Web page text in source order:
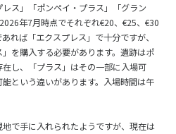
ス」「ポンペイ・プラス」「グラン
年7月時点でそれぞれ€20、€25、€30
れば「エクスプレス」で十分ですが、
を購入する必要があります。遺跡はポ
し、「プラス」はその一部に入場可
という違いがあります。入場時間は午
で手に入れられたようですが、現在は